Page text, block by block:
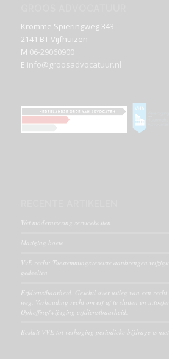
Kromme Spieringweg 343
2141 BT Vijfhuizen
M 06-29060900
E info@groosadvocatuur.nl
Wet modernisering servicekosten
Matiging boete
VvE recht: Toestemmingsvereiste aanbrengen
gedeelten
Erfdienstbaarheid. Geschil over uitleg van een
weg. Verhouding recht om erf af te sluiten en
Opheffing/wijziging erfdienstbaarheid.
Besluit VVE tot verhoging periodieke bijdrage is